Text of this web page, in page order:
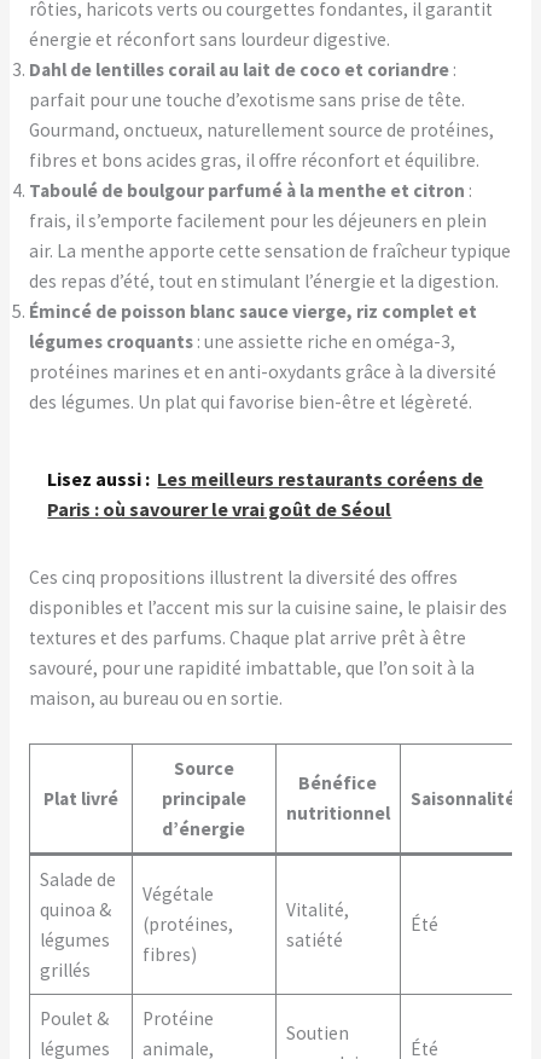
rôties, haricots verts ou courgettes fondantes, il garantit
énergie et réconfort sans lourdeur digestive.
Dahl de lentilles corail au lait de coco et coriandre:
parfait pour une touche d’exotisme sans prise de tête.
Gourmand, onctueux, naturellement source de protéines,
fibres et bons acides gras, il offre réconfort et équilibre.
Taboulé de boulgour parfumé à la menthe et citron :
frais, il s’emporte facilement pour les déjeuners en plein
air. La menthe apporte cette sensation de fraîcheur typique
des repas d’été, tout en stimulant l’énergie et la digestion.
Émincé de poisson blanc sauce vierge, riz complet et
légumes croquants: une assiette riche en oméga-3,
protéines marines et en anti-oxydants grâce à la diversité
des légumes. Un plat qui favorise bien-être et légèreté.
Lisez aussi : Les meilleurs restaurants coréens de
Paris : où savourer le vrai goût de Séoul
Ces cinq propositions illustrent la diversité des offres
disponibles et l’accent mis sur la cuisine saine, le plaisir des
textures et des parfums. Chaque plat arrive prêt à être
savouré, pour une rapidité imbattable, que l’on soit à la
maison, au bureau ou en sortie.
Plat livré
Source
principale
d’énergie
Bénéfice
nutritionnel
Saisonnalité
Salade de
quinoa &
légumes
grillés
Végétale
(protéines,
fibres)
Vitalité,
satiété
Été
Poulet &
légumes
Protéine
animale,
Soutien
Été